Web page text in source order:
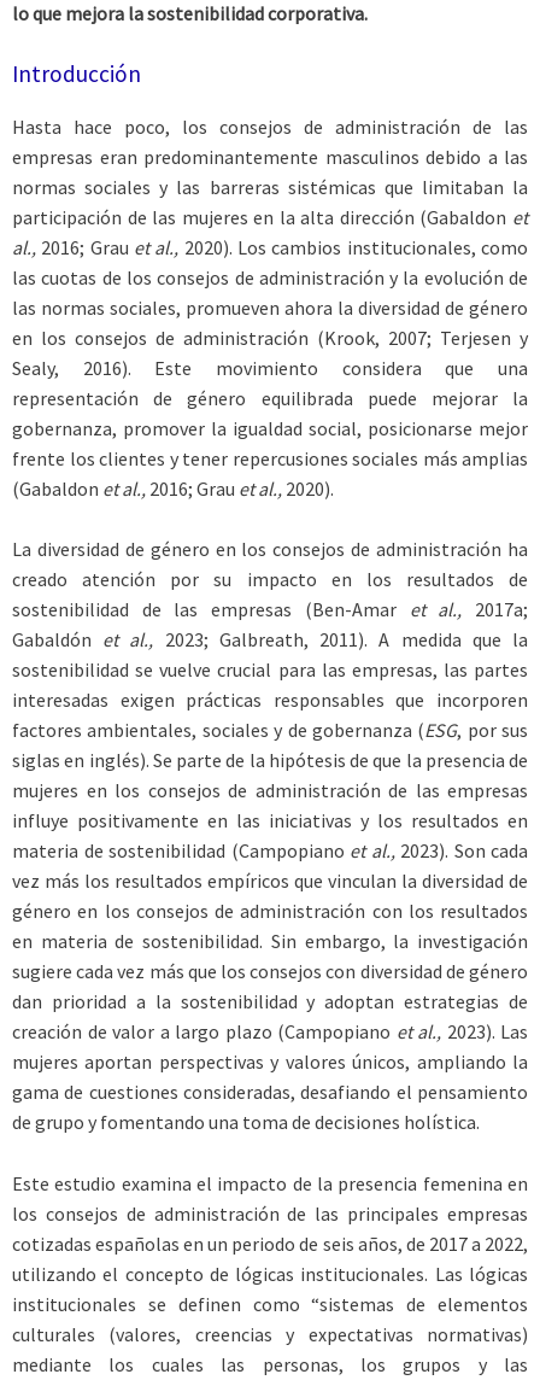
lo que mejora la sostenibilidad corporativa.
Introducción
Hasta hace poco, los consejos de administración de las
empresas eran predominantemente masculinos debido a las
normas sociales y las barreras sistémicas que limitaban la
participación de las mujeres en la alta dirección (Gabaldon et
al., 2016; Grau et al., 2020). Los cambios institucionales, como
las cuotas de los consejos de administración y la evolución de
las normas sociales, promueven ahora la diversidad de género
en los consejos de administración (Krook, 2007; Terjesen y
Sealy, 2016). Este movimiento considera que una
representación de género equilibrada puede mejorar la
gobernanza, promover la igualdad social, posicionarse mejor
frente los clientes y tener repercusiones sociales más amplias
(Gabaldon et al., 2016; Grau et al., 2020).
La diversidad de género en los consejos de administración ha
creado atención por su impacto en los resultados de
sostenibilidad de las empresas (Ben-Amar et al., 2017a;
Gabaldón et al., 2023; Galbreath, 2011). A medida que la
sostenibilidad se vuelve crucial para las empresas, las partes
interesadas exigen prácticas responsables que incorporen
factores ambientales, sociales y de gobernanza (ESG, por sus
siglas en inglés). Se parte de la hipótesis de que la presencia de
mujeres en los consejos de administración de las empresas
influye positivamente en las iniciativas y los resultados en
materia de sostenibilidad (Campopiano et al., 2023). Son cada
vez más los resultados empíricos que vinculan la diversidad de
género en los consejos de administración con los resultados
en materia de sostenibilidad. Sin embargo, la investigación
sugiere cada vez más que los consejos con diversidad de género
dan prioridad a la sostenibilidad y adoptan estrategias de
creación de valor a largo plazo (Campopiano et al., 2023). Las
mujeres aportan perspectivas y valores únicos, ampliando la
gama de cuestiones consideradas, desafiando el pensamiento
de grupo y fomentando una toma de decisiones holística.
Este estudio examina el impacto de la presencia femenina en
los consejos de administración de las principales empresas
cotizadas españolas en un periodo de seis años, de 2017 a 2022,
utilizando el concepto de lógicas institucionales. Las lógicas
institucionales se definen como “sistemas de elementos
culturales (valores, creencias y expectativas normativas)
mediante los cuales las personas, los grupos y las